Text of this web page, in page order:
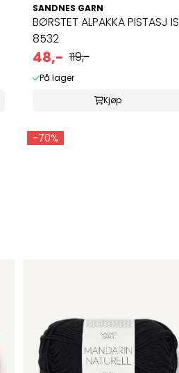
SANDNES GARN
BØRSTET ALPAKKA PISTASJ IS
8532
48,- 119,-
På lager
Kjøp
-70%